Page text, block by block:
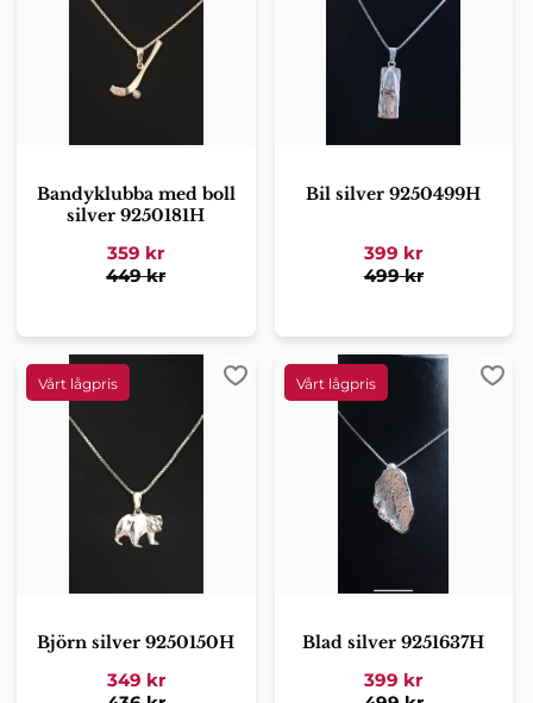
Bandyklubba med boll
silver 9250181H
359 kr
449kr
Bil silver 9250499H
399 kr
499kr
Björn silver 9250150H
349 kr
Lägg till i favoriter
Blad silver 9251637H
399 kr